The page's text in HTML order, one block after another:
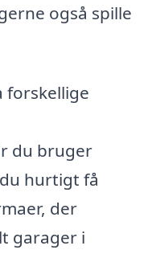
også spille
du bruger
hurtigt få
der
garager i